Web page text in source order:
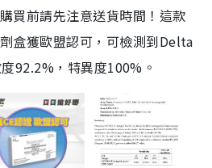
買前請先注意送貨時間！這款
盒獲歐盟認可，可檢測到Delta
92.2%，特異度100%。